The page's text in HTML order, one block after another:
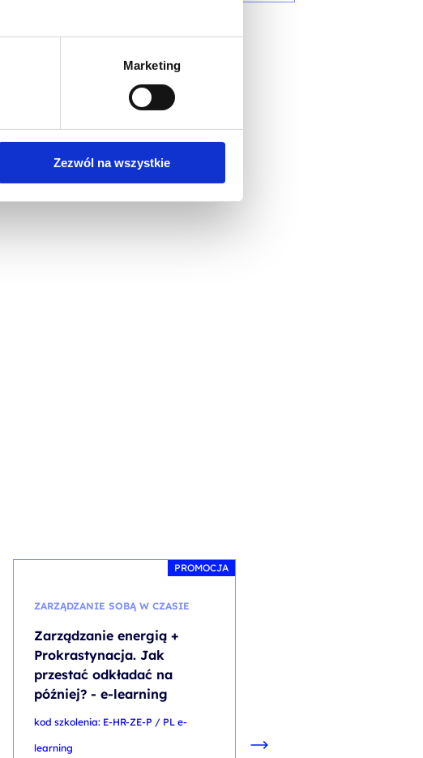
Marketing
Zezwól na wszystkie
PROMOCJA
ZARZĄDZANIE SOBĄ W CZASIE
Zarządzanie energią +
Prokrastynacja. Jak
przestać odkładać na
później? - e-learning
kod szkolenia: E-HR-ZE-P / PL e-
learning